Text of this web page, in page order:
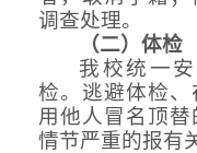
调查处理。
（二）体检
我校统一
检。逃避体检、
用他人冒名顶替
情节严重的报有